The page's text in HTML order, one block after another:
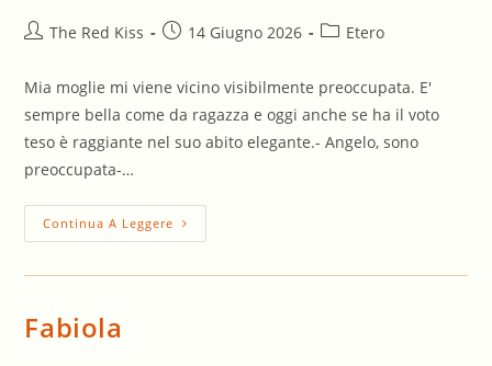
AutoreThe Red Kiss
Articolo14 Giugno 2026
Categoria
Etero
Mia moglie mi viene vicino visibilmente preoccupata. E'
sempre bella come da ragazza e oggi anche se ha il voto
teso è raggiante nel suo abito elegante.- Angelo, sono
preoccupata-…
Continua A Leggere Abito
Bianco,
Fabiola